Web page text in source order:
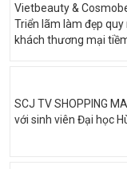
Vietbeauty &
Triển lãm làm đẹp
khách thương mại
SCJ TV SHOPPING
với sinh viên Đại học